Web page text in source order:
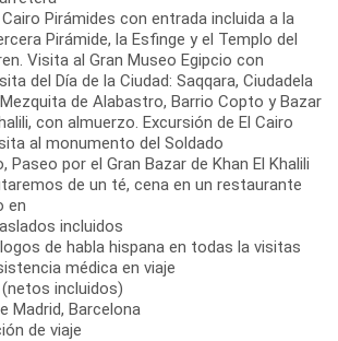
Pirámides con entrada incluida a la
Pirámide, la Esfinge y el Templo del
Visita al Gran Museo Egipcio con
del Día de la Ciudad: Saqqara, Ciudadela
de Alabastro, Barrio Copto y Bazar
con almuerzo. Excursión de El Cairo
al monumento del Soldado
Paseo por el Gran Bazar de Khan El Khalili
de un té, cena en un restaurante
en
incluidos
de habla hispana en todas la visitas
médica en viaje
incluidos)
Madrid, Barcelona
de viaje